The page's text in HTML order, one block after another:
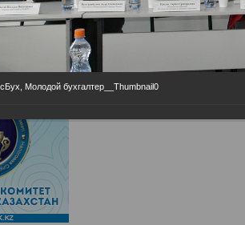
Молодой бухгалтер__Thumbnail0